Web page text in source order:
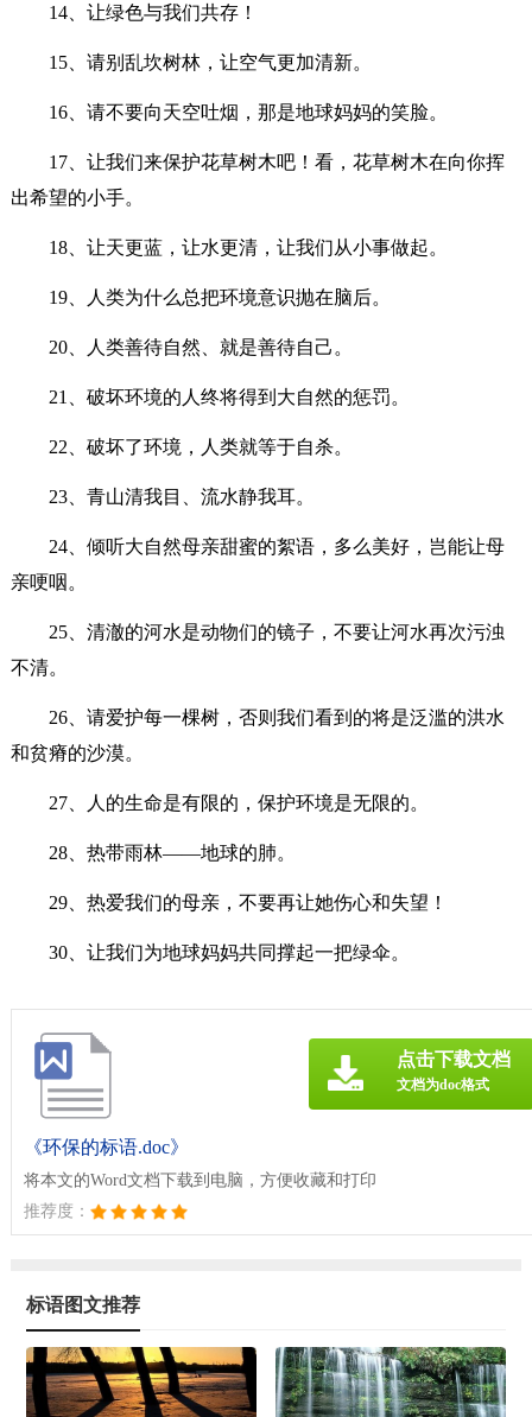
14、让绿色与我们共存！
15、请别乱坎树林，让空气更加清新。
16、请不要向天空吐烟，那是地球妈妈的笑脸。
17、让我们来保护花草树木吧！看，花草树木在向你挥
出希望的小手。
18、让天更蓝，让水更清，让我们从小事做起。
19、人类为什么总把环境意识抛在脑后。
20、人类善待自然、就是善待自己。
21、破坏环境的人终将得到大自然的惩罚。
22、破坏了环境，人类就等于自杀。
23、青山清我目、流水静我耳。
24、倾听大自然母亲甜蜜的絮语，多么美好，岂能让母
亲哽咽。
25、清澈的河水是动物们的镜子，不要让河水再次污浊
不清。
26、请爱护每一棵树，否则我们看到的将是泛滥的洪水
和贫瘠的沙漠。
27、人的生命是有限的，保护环境是无限的。
28、热带雨林——地球的肺。
29、热爱我们的母亲，不要再让她伤心和失望！
30、让我们为地球妈妈共同撑起一把绿伞。
《环保的标语.doc》
将本文的Word文档下载到电脑，方便收藏和打印
推荐度：
点击下载文档
文档为doc格式
标语图文推荐